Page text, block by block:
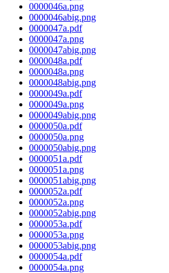
0000046a.png
0000046abig.png
0000047a.pdf
0000047a.png
0000047abig.png
0000048a.pdf
0000048a.png
0000048abig.png
0000049a.pdf
0000049a.png
0000049abig.png
0000050a.pdf
0000050a.png
0000050abig.png
0000051a.pdf
0000051a.png
0000051abig.png
0000052a.pdf
0000052a.png
0000052abig.png
0000053a.pdf
0000053a.png
0000053abig.png
0000054a.pdf
0000054a.png